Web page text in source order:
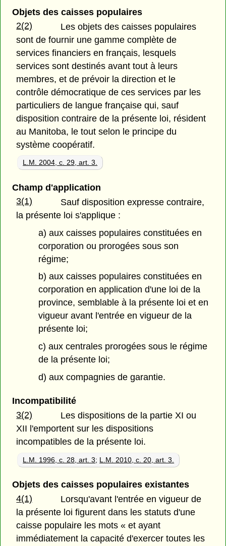
Objets des caisses populaires
2(2)
Les objets des caisses populaires
sont de fournir une gamme complète de
services financiers en français, lesquels
services sont destinés avant tout à leurs
membres, et de prévoir la direction et le
contrôle démocratique de ces services par les
particuliers de langue française qui, sauf
disposition contraire de la présente loi, résident
au Manitoba, le tout selon le principe du
système coopératif.
L.M. 2004, c. 29, art. 3.
Champ d'application
3(1)
Sauf disposition expresse contraire,
la présente loi s'applique :
a) aux caisses populaires constituées en
corporation ou prorogées sous son
régime;
b) aux caisses populaires constituées en
corporation en application d'une loi de la
province, semblable à la présente loi et en
vigueur avant l'entrée en vigueur de la
présente loi;
c) aux centrales prorogées sous le régime
de la présente loi;
d) aux compagnies de garantie.
Incompatibilité
3(2)
Les dispositions de la partie XI ou
XII l'emportent sur les dispositions
incompatibles de la présente loi.
L.M. 1996, c. 28, art. 3; L.M. 2010, c. 20, art. 3.
Objets des caisses populaires existantes
4(1)
Lorsqu'avant l'entrée en vigueur de
la présente loi figurent dans les statuts d'une
caisse populaire les mots « et ayant
immédiatement la capacité d'exercer toutes les